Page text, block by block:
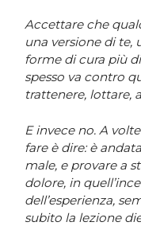
Accettare che
una versione di
forme di cura più
spesso va contro
trattenere, lottare,
E invece no. A
fare è dire: è
male, e provare a
dolore, in
dell’esperienza,
subito la lezione